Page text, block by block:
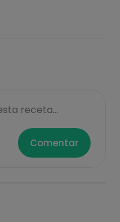
receta...
Comentar